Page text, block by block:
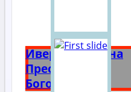
Иверская икона
Пресвятой
Богородицы